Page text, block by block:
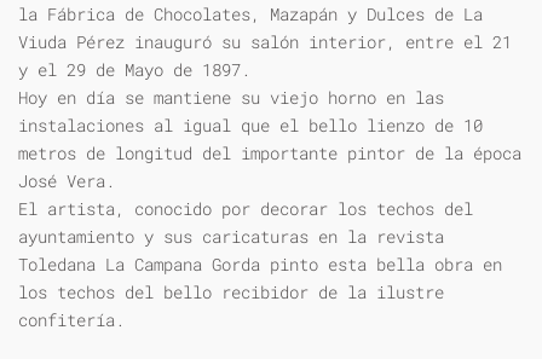
la Fábrica de Chocolates, Mazapán y Dulces de La
Viuda Pérez inauguró su salón interior, entre el 21
y el 29 de Mayo de 1897.
Hoy en día se mantiene su viejo horno en las
instalaciones al igual que el bello lienzo de 10
metros de longitud del importante pintor de la época
José Vera.
El artista, conocido por decorar los techos del
ayuntamiento y sus caricaturas en la revista
Toledana La Campana Gorda pinto esta bella obra en
los techos del bello recibidor de la ilustre
confitería.